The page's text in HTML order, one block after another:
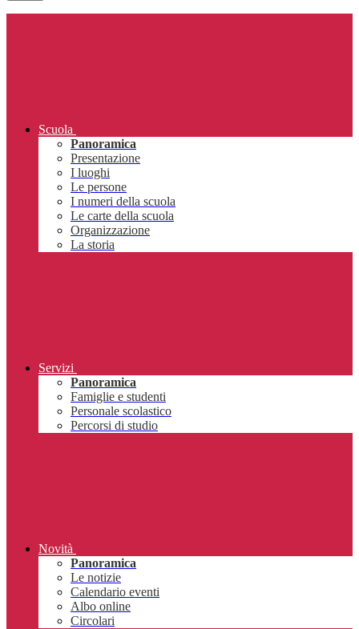
Scuola
Panoramica
Presentazione
I luoghi
Le persone
I numeri della scuola
Le carte della scuola
Organizzazione
La storia
Servizi
Panoramica
Famiglie e studenti
Personale scolastico
Percorsi di studio
Novità
Panoramica
Le notizie
Calendario eventi
Albo online
Circolari